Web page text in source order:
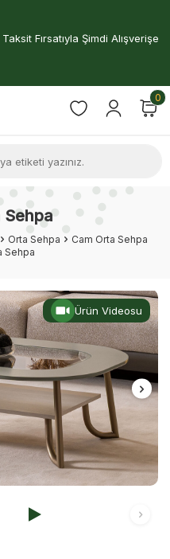
Fırsatıyla Şimdi Alışverişe
0
Sehpa
Orta Sehpa
Cam Orta Sehpa
Sehpa
Ürün Videosu